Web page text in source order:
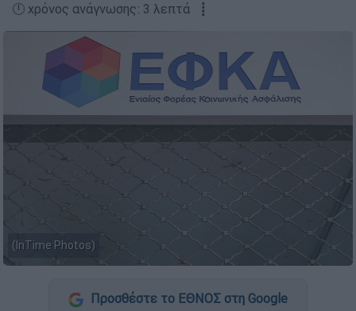
🕛 χρόνος ανάγνωσης: 3 λεπτά ┋
(InTime Photos)
Προσθέστε το ΕΘΝΟΣ στη Google